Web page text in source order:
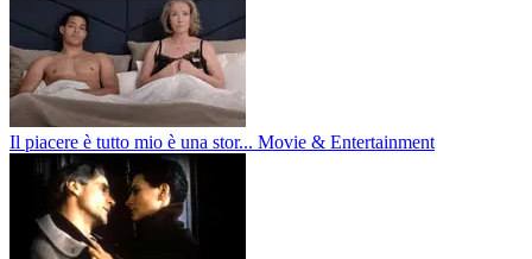
Il piacere è tutto mio è una stor... Movie & Entertainment